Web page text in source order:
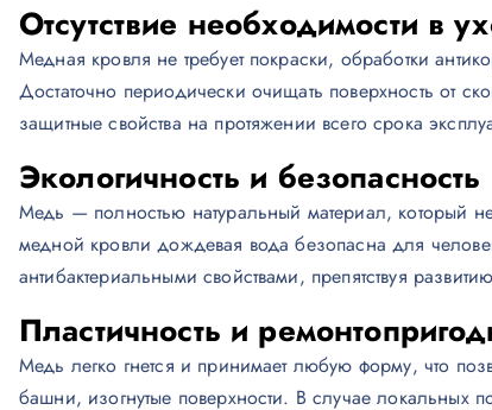
Отсутствие необходимости в
Медная кровля не требует покраски, обработки
Достаточно периодически очищать поверхность от
защитные свойства на протяжении всего срока
Экологичность и безопасность
Медь — полностью натуральный материал, который
медной кровли дождевая вода безопасна для
антибактериальными свойствами, препятствуя
Пластичность и
Медь легко гнется и принимает любую форму, что
башни, изогнутые поверхности. В случае локальных